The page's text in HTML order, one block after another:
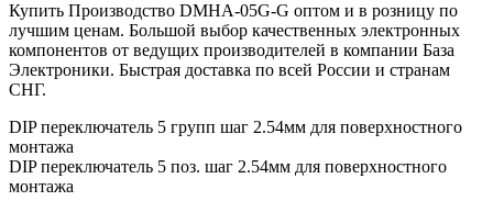
Купить Производство DMHA-05G-G оптом и в розницу по
лучшим ценам. Большой выбор качественных электронных
компонентов от ведущих производителей в компании База
Электроники. Быстрая доставка по всей России и странам
СНГ.
DIP переключатель 5 групп шаг 2.54мм для поверхностного
монтажа
DIP переключатель 5 поз. шаг 2.54мм для поверхностного
монтажа